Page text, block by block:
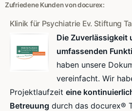
Zufriedene Kunden von docurex:
Klinik für Psychiatrie Ev. Stiftung
Die Zuverlässigkeit
umfassenden
haben unsere
vereinfacht. Wir
Projektlaufzeit eine
Betreuung durch das docurex®